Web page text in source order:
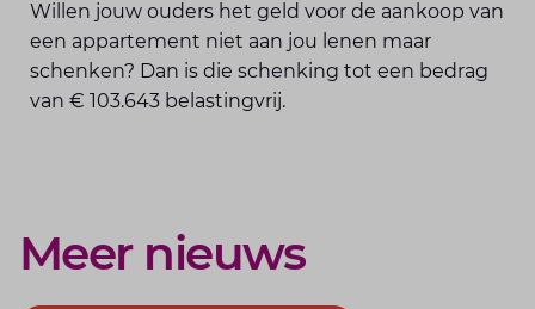
Willen jouw ouders het geld voor de aankoop van
een appartement niet aan jou lenen maar
schenken? Dan is die schenking tot een bedrag
van € 103.643 belastingvrij.
Meer nieuws